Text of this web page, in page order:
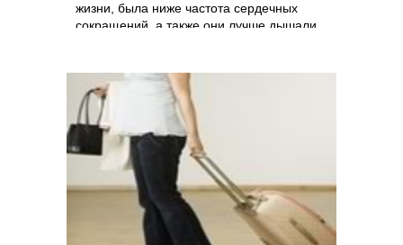
жизни, была ниже частота сердечных
сокращений, а также они лучше дышали.